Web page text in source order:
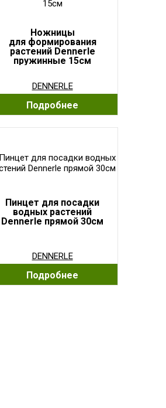
Ножницы
для формирования
растений Dennerle
пружинные 15см
DENNERLE
Подробнее
Пинцет для посадки
водных растений
Dennerle прямой 30см
DENNERLE
Подробнее